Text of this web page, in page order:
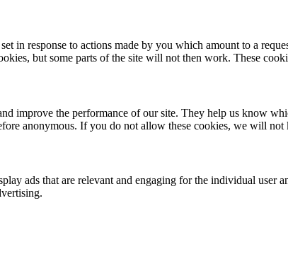
in response to actions made by you which amount to a
but some parts of the site will not then work. These
improve the performance of our site. They help us know
anonymous. If you do not allow these cookies, we will
ads that are relevant and engaging for the individual user